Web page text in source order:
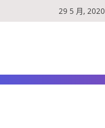
29 5 月, 2020